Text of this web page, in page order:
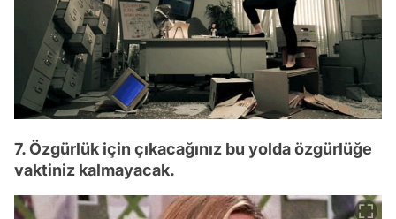
7. Özgürlük için çıkacağınız bu yolda özgürlüğe
vaktiniz kalmayacak.